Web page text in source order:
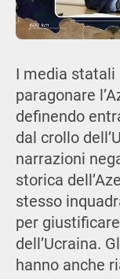
I media statali
paragonare
definendo
dal crollo
narrazioni
storica
stesso
per
dell’Ucraina.
hanno anche